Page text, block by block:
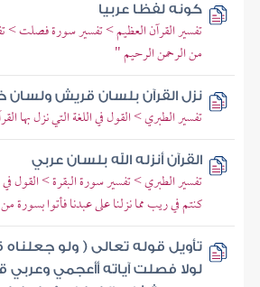
كونه لفظا عربيا
تفسير القرآن العظيم > تفسير سورة فصلت >
من الرحمن الرحيم "
نزل القرآن بلسان قريش ولسان
تفسير الطبري > القول في اللغة التي نزل بها
القرآن أنزله الله بلسان عربي
تفسير الطبري > تفسير سورة البقرة > القول
كنتم في ريب مما نزلنا على عبدنا فأتوا بسورة
تأويل قوله تعالى ( ولو جعلناه
لولا فصلت آياته أأعجمي وعربي